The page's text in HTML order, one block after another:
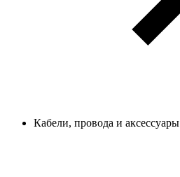
Кабели, провода и аксессуары